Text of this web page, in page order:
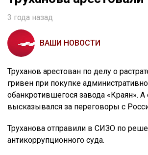
3 года назад
ВАШИ НОВОСТИ
Труханов арестован по делу о
гривен при покупке
обанкротившегося завода «Краян».
высказывался за переговоры с
Труханова отправили в СИЗО по
антикоррупционного суда.